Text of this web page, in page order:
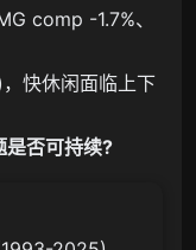
comp -1.7%、
快休闲面临上下
是否可持续?